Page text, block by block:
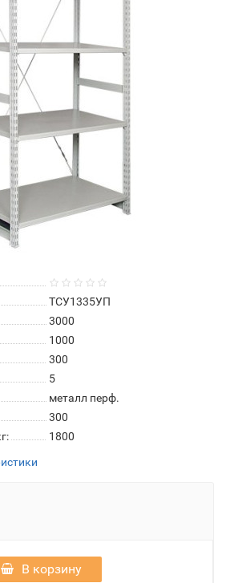
ТСУ1335УП
3000
1000
300
5
металл перф.
300
1800
В корзину